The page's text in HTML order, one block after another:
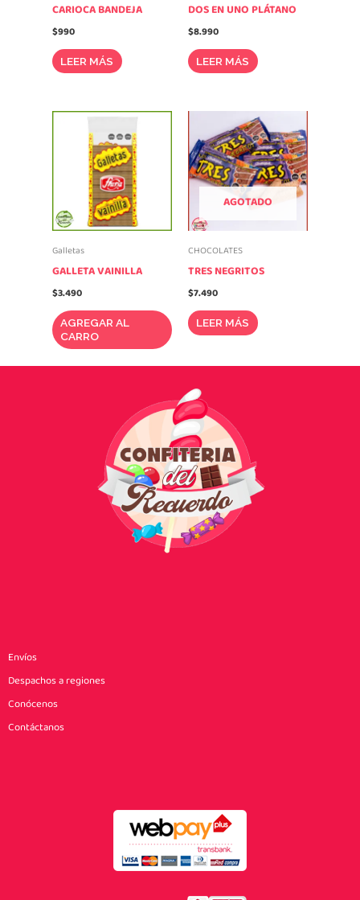
CARIOCA BANDEJA
$990
LEER MÁS
DOS EN UNO PLÁTANO
$8.990
LEER MÁS
Galletas
GALLETA VAINILLA
$3.490
AGREGAR AL
CARRO
AGOTADO
CHOCOLATES
TRES NEGRITOS
$7.490
LEER MÁS
Envíos
Despachos a regiones
Conócenos
Contáctanos